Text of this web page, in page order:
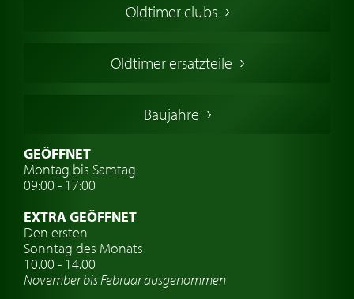
Englische Oldtimer
Deutsche Oldtimer
Schwedische Oldtimer
Oldtimer mit h-kennzeichen
Auto Oldtimer Markt
Oldtimer-Versicherung
Oldtimer-Clubs
Oldtimer-Reisen
Oldtimer clubs
Oldtimer ersatzteile
Baujahre
GEÖFFNET
Montag bis Samtag
09:00 - 17:00
EXTRA GEÖFFNET
Den ersten
Sonntag des Monats
10.00 - 14.00
November bis Februar ausgenommen